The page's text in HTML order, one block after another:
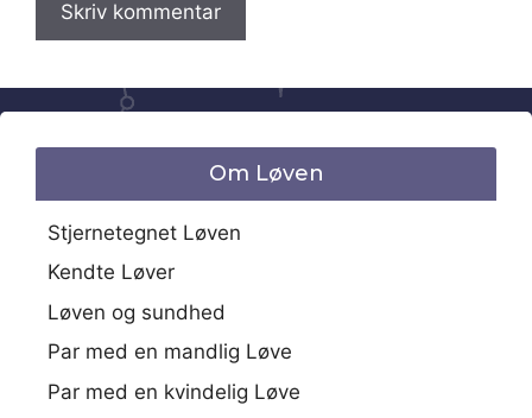
Om Løven
Stjernetegnet Løven
Kendte Løver
Løven og sundhed
Par med en mandlig Løve
Par med en kvindelig Løve